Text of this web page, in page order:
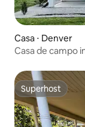
Casa ⋅ Denver
Casa de campo
Superhost
Superhost